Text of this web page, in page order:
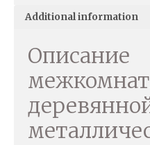
Additional information
Описание